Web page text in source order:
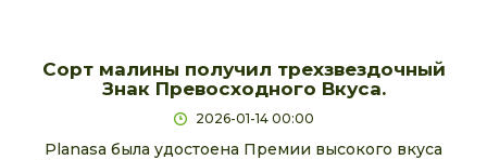
Сорт малины получил трехзвездочный
Знак Превосходного Вкуса.
2026-01-14 00:00
Planasa была удостоена Премии высокого вкуса